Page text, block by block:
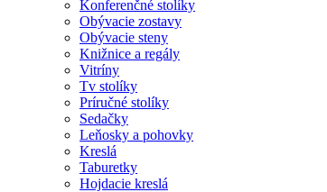
Konferenčné stolíky
Obývacie zostavy
Obývacie steny
Knižnice a regály
Vitríny
Tv stolíky
Príručné stolíky
Sedačky
Leňosky a pohovky
Kreslá
Taburetky
Hojdacie kreslá